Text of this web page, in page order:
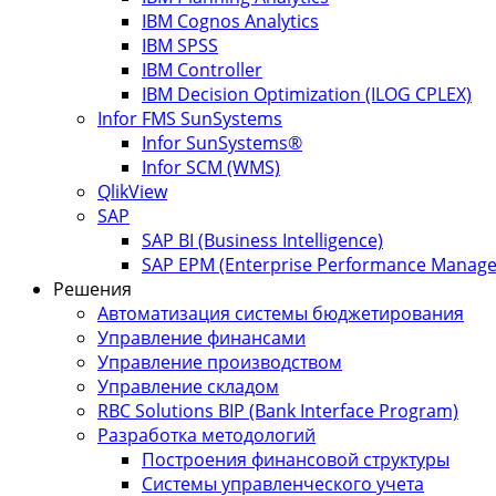
IBM Cognos Analytics
IBM SPSS
IBM Controller
IBM Decision Optimization (ILOG CPLEX)
Infor FMS SunSystems
Infor SunSystems®
Infor SCM (WMS)
QlikView
SAP
SAP BI (Business Intelligence)
SAP EPM (Enterprise Performance
Решения
Автоматизация системы бюджетирования
Управление финансами
Управление производством
Управление складом
RBC Solutions BIP (Bank Interface Program)
Разработка методологий
Построения финансовой структуры
Системы управленческого учета